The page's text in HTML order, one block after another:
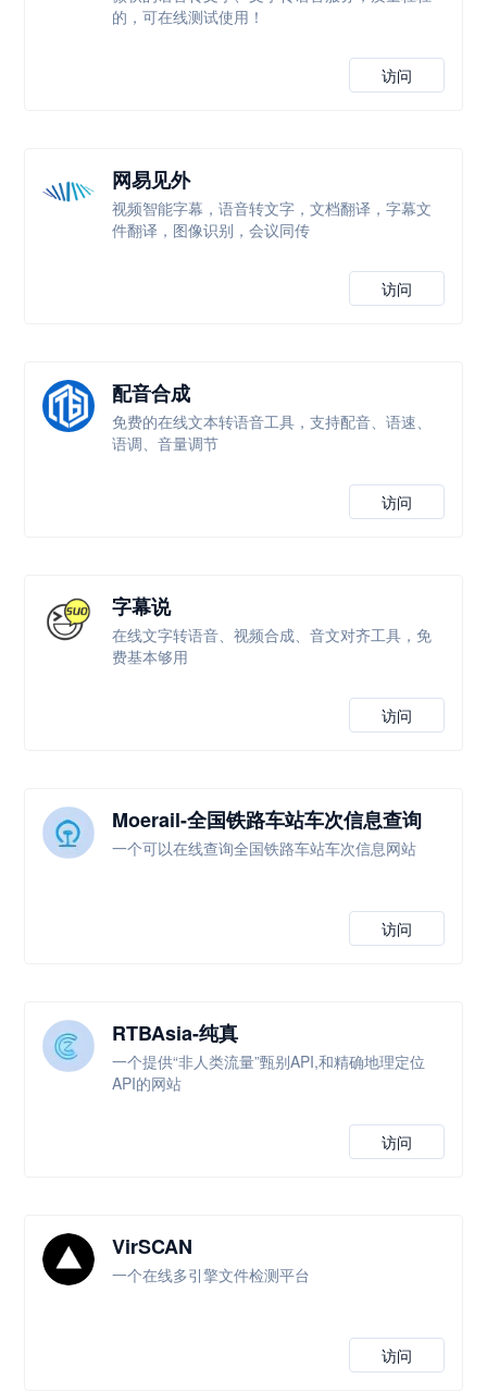
的，可在线测试使用！
访问
网易见外
视频智能字幕，语音转文字，文档翻译，字幕文
件翻译，图像识别，会议同传
访问
配音合成
免费的在线文本转语音工具，支持配音、语速、
语调、音量调节
访问
字幕说
在线文字转语音、视频合成、音文对齐工具，免
费基本够用
访问
Moerail-全国铁路车站车次信息查询
一个可以在线查询全国铁路车站车次信息网站
访问
RTBAsia-纯真
一个提供“非人类流量”甄别API,和精确地理定位
API的网站
访问
VirSCAN
一个在线多引擎文件检测平台
访问